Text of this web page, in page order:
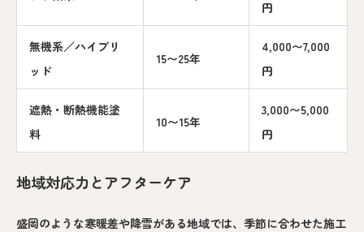
円
無機系／ハイブリ
ッド
15〜25年
4,000〜7,000
円
遮熱・断熱機能塗
料
10〜15年
3,000〜5,000
円
地域対応力とアフターケア
盛岡のような寒暖差や降雪がある地域では、季節に合わせた施工